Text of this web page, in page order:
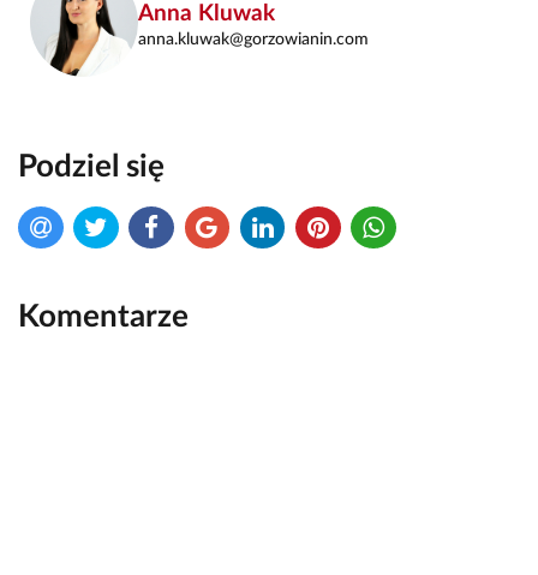
Anna Kluwak
anna.kluwak@gorzowianin.com
Podziel się
Komentarze